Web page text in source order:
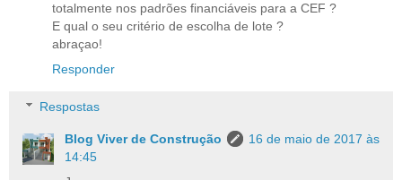
totalmente nos padrões financiáveis para a CEF ?
E qual o seu critério de escolha de lote ?
abraçao!
Responder
Respostas
Blog Viver de Construção
16 de maio de 2017 às
14:45